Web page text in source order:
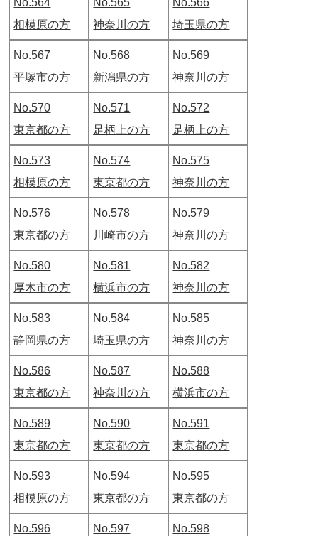
No.564
相模原の方
No.565
神奈川の方
No.566
埼玉県の方
No.567
平塚市の方
No.568
新潟県の方
No.569
神奈川の方
No.570
東京都の方
No.571
足柄上の方
No.572
足柄上の方
No.573
相模原の方
No.574
東京都の方
No.575
神奈川の方
No.576
東京都の方
No.578
川崎市の方
No.579
神奈川の方
No.580
厚木市の方
No.581
横浜市の方
No.582
神奈川の方
No.583
静岡県の方
No.584
埼玉県の方
No.585
神奈川の方
No.586
東京都の方
No.587
神奈川の方
No.588
横浜市の方
No.589
東京都の方
No.590
東京都の方
No.591
東京都の方
No.593
相模原の方
No.594
東京都の方
No.595
東京都の方
No.596
No.597
No.598